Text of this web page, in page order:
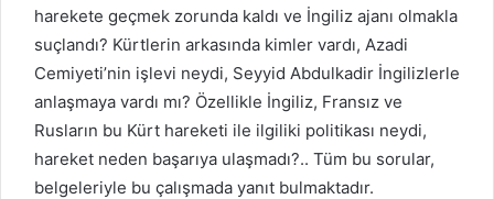
harekete geçmek zorunda kaldı ve İngiliz ajanı olmakla
suçlandı? Kürtlerin arkasında kimler vardı, Azadi
Cemiyeti’nin işlevi neydi, Seyyid Abdulkadir İngilizlerle
anlaşmaya vardı mı? Özellikle İngiliz, Fransız ve
Rusların bu Kürt hareketi ile ilgiliki politikası neydi,
hareket neden başarıya ulaşmadı?.. Tüm bu sorular,
belgeleriyle bu çalışmada yanıt bulmaktadır.